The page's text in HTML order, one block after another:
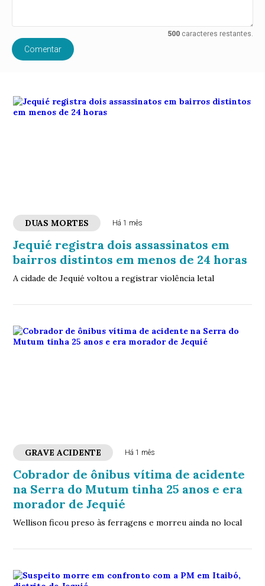
500caracteres restantes.
Comentar
DUAS MORTES Há 1 mês
Jequié registra dois assassinatos em
bairros distintos em menos de 24 horas
A cidade de Jequié voltou a registrar violência letal
GRAVE ACIDENTE Há 1 mês
Cobrador de ônibus vítima de acidente
na Serra do Mutum tinha 25 anos e era
morador de Jequié
Wellison ficou preso às ferragens e morreu ainda no local